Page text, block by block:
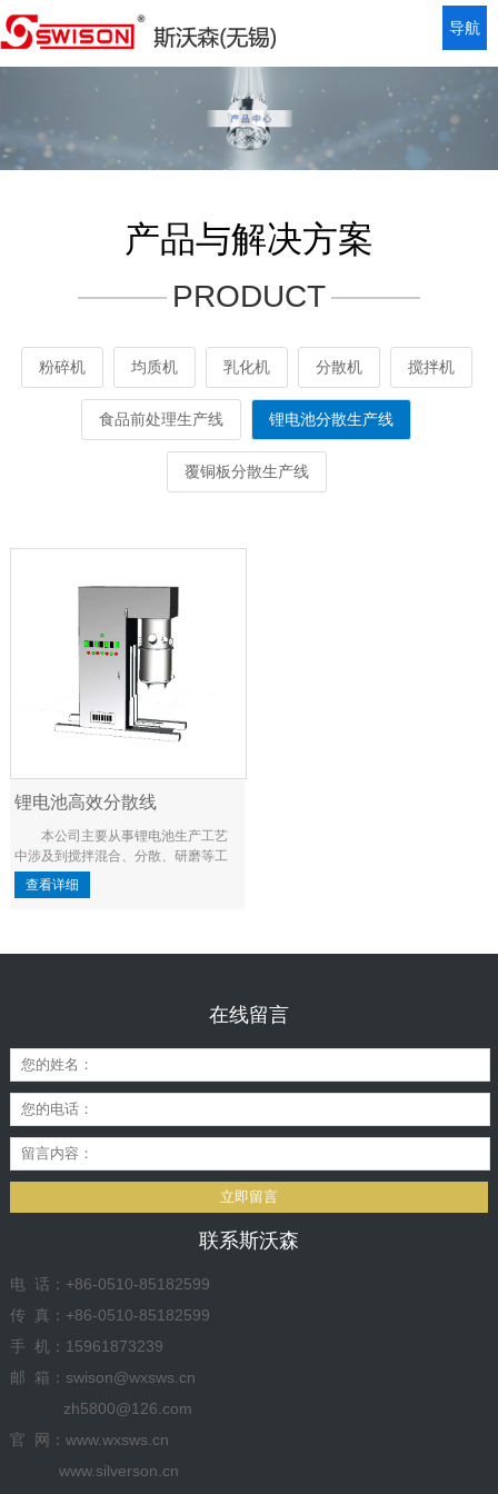
导航
产品与解决方案
PRODUCT
粉碎机 均质机 乳化机 分散机 搅拌机
食品前处理生产线 锂电池分散生产线
覆铜板分散生产线
锂电池高效分散线
本公司主要从事锂电池生产工艺
中涉及到搅拌混合、分散、研磨等工
艺的专业化设备的研发与生产，可以
根据客户物料的特点专门为客户定制
查看详细
在线留言
立即留言
联系斯沃森
电 话：+86-0510-85182599
传 真：+86-0510-85182599
手 机：15961873239
邮 箱：swison@wxsws.cn
zh5800@126.com
官 网：www.wxsws.cn
www.silverson.cn